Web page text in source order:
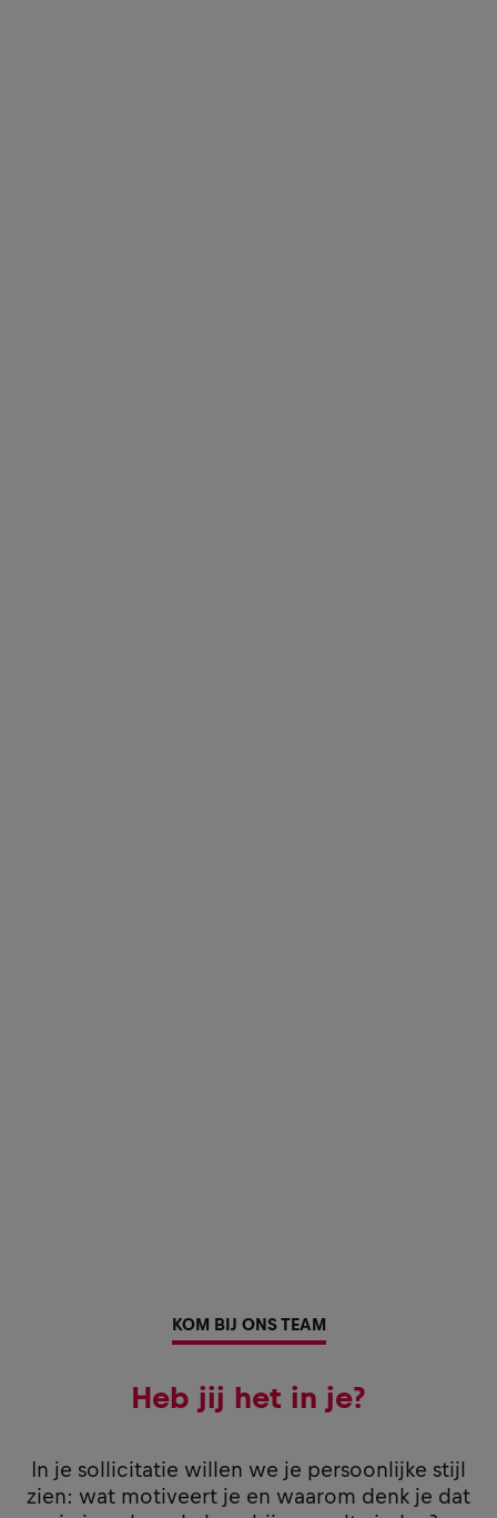
KOM BIJ ONS TEAM
Heb jij het in je?
In je sollicitatie willen we je persoonlijke stijl
zien: wat motiveert je en waarom denk je dat